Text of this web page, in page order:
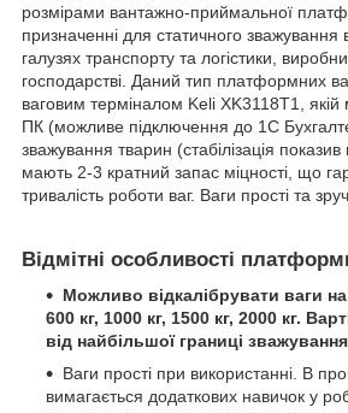
розмірами вантажно-приймальної
призначенні для статичного зважування
галузях транспорту та логістики,
господарстві. Даний тип платформних
ваговим терміналом Keli XK3118T1, якій
ПК (можливе підключення до 1С
зважування тварин (стабілізація
мають 2-3 кратний запас міцності, що
тривалість роботи ваг. Ваги прості та
Відмітні особливості
Можливо відкалібрувати ваги на
600 кг, 1000 кг, 1500 кг, 2000 кг.
від найбільшої границі
Ваги прості при використанні. В
вимагається додаткових навичок у